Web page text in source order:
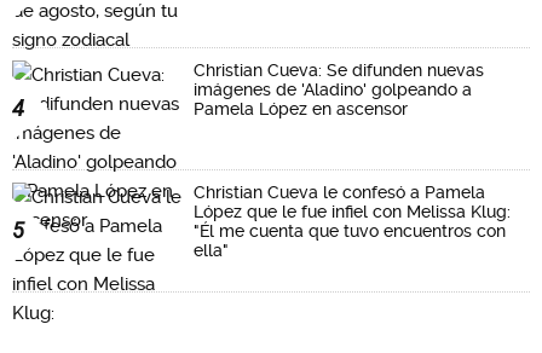
4
Christian Cueva: Se difunden nuevas
imágenes de 'Aladino' golpeando a
Pamela López en ascensor
5
Christian Cueva le confesó a Pamela
López que le fue infiel con Melissa Klug:
"Él me cuenta que tuvo encuentros con
ella"